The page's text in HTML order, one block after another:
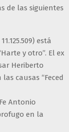
de las siguientes
está
y otro”. El ex
Heriberto
las causas “Feced
Antonio
en la